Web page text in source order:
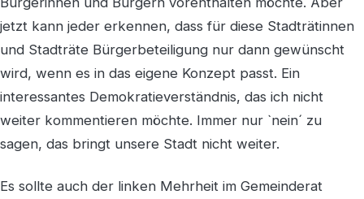
jetzt kann jeder erkennen, dass für diese Stadträtinnen
und Stadträte Bürgerbeteiligung nur dann gewünscht
wird, wenn es in das eigene Konzept passt. Ein
interessantes Demokratieverständnis, das ich nicht
weiter kommentieren möchte. Immer nur `nein´ zu
sagen, das bringt unsere Stadt nicht weiter.
Es sollte auch der linken Mehrheit im Gemeinderat